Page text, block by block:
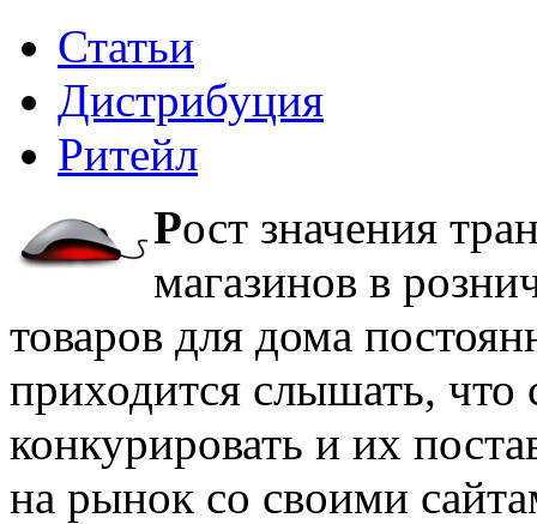
Статьи
Дистрибуция
Ритейл
Рост значения
магазинов в
товаров для дома
приходится слышать,
конкурировать и их
на рынок со своими